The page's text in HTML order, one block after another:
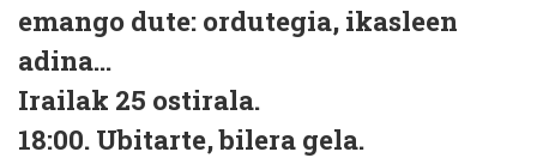
emango dute: ordutegia, ikasleen
adina...
Irailak 25 ostirala.
18:00. Ubitarte, bilera gela.